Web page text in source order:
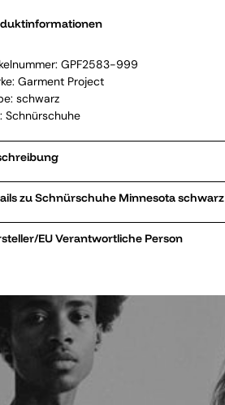
GPF2583-999
Garment Project
schwarz
Schnürschuhe
Details zu Schnürschuhe Minnesota schwarz
EU Verantwortliche Person